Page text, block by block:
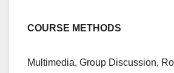
COURSE METHODS
Multimedia, Group Discussion,